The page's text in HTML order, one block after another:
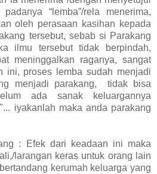
“lemba”/rela menerima,
oleh perasaan kasihan kepada
tersebut, sebab si Parakang
ilmu tersebut tidak berpindah,
meninggalkan raganya, sangat
ini, proses lemba sudah menjadi
menjadi parakang, tidak bisa
ada sanak keluargannya
iyakanlah maka anda parakang
: Efek dari keadaan ini maka
larangan keras untuk orang lain
kerumah keluarga yang